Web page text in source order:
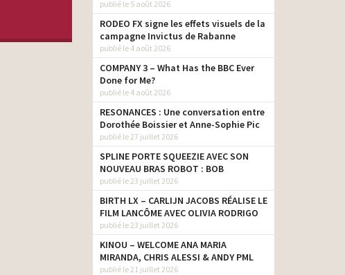
publié le 5 août 2026
RODEO FX signe les effets visuels de la
campagne Invictus de Rabanne
publié le 4 août 2026
COMPANY 3 – What Has the BBC Ever
Done for Me?
publié le 4 août 2026
RESONANCES : Une conversation entre
Dorothée Boissier et Anne-Sophie Pic
publié le 27 juillet 2026
SPLINE PORTE SQUEEZIE AVEC SON
NOUVEAU BRAS ROBOT : BOB
publié le 23 juillet 2026
BIRTH LX – CARLIJN JACOBS RÉALISE LE
FILM LANCÔME AVEC OLIVIA RODRIGO
publié le 23 juillet 2026
KINOU – WELCOME ANA MARIA
MIRANDA, CHRIS ALESSI & ANDY PML
publié le 21 juillet 2026